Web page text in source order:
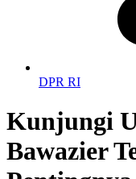
DPR RI
Kunjungi
Bawazier